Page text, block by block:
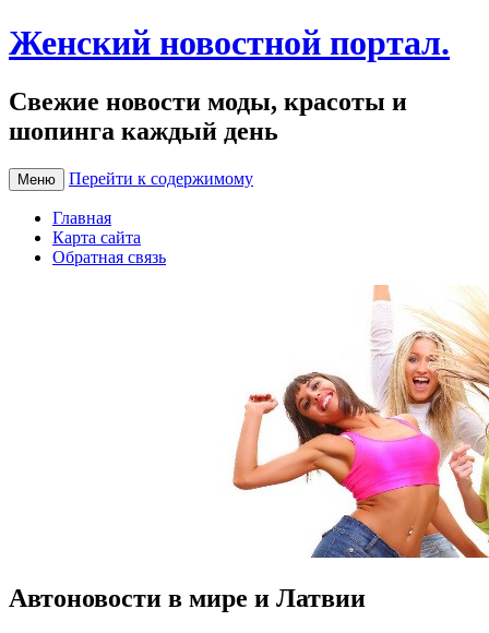
Женский новостной портал.
Свежие новости моды, красоты и
шопинга каждый день
Меню Перейти к содержимому
Главная
Карта сайта
Обратная связь
Автоновости в мире и Латвии